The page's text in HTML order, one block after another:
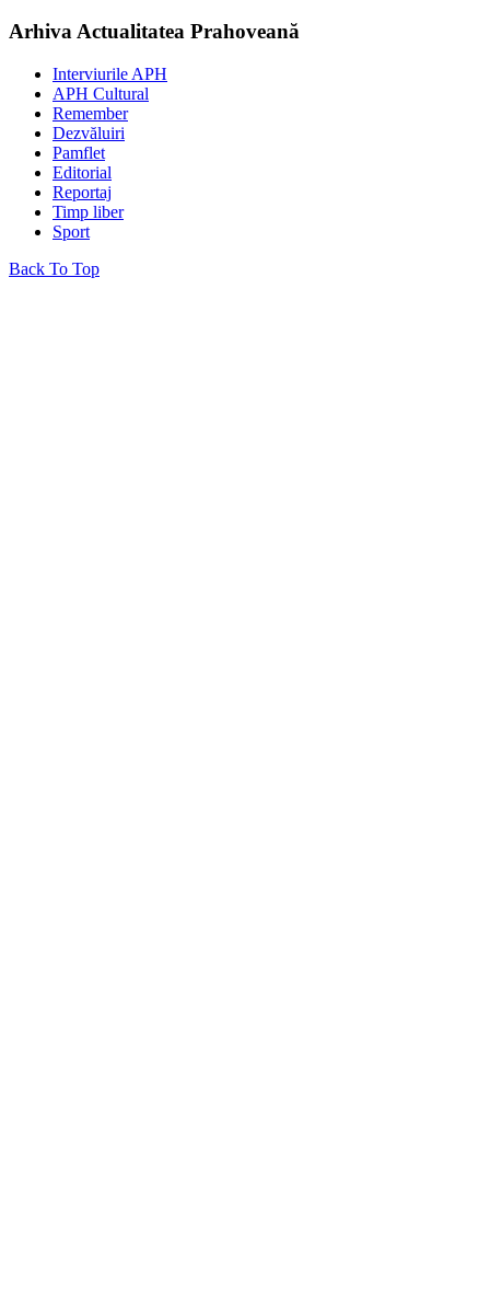
Arhiva Actualitatea Prahoveană
Interviurile APH
APH Cultural
Remember
Dezvăluiri
Pamflet
Editorial
Reportaj
Timp liber
Sport
Back To Top